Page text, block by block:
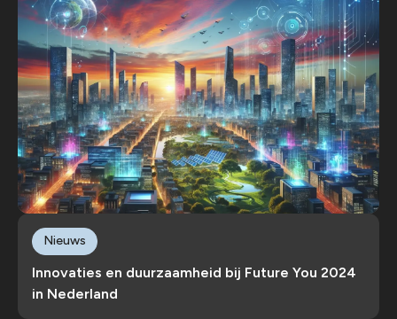
Innovaties en duurzaamheid bij Future You 2024
in Nederland
Nieuws